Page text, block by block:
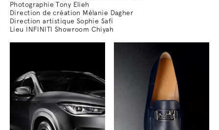
Photographie Tony Elieh
Direction de création Mélanie Dagher
Direction artistique Sophie Safi
Lieu INFINITI Showroom Chiyah